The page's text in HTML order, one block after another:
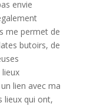
envie
me permet de
butoirs, de
lieux
lien avec ma
lieux qui ont,